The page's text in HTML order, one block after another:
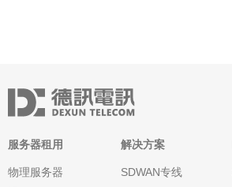
服务器租用
物理服务器
解决方案
SDWAN专线